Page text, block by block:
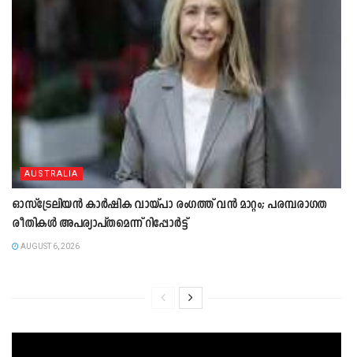
AUSTRALIA
ഓസ്‌ട്രേലിയൻ കാർഷിക വായ്പാ രംഗത്ത് വൻ മാറ്റം; പരമ്പരാഗത
രീതികൾ അപര്യാപ്തമെന്ന് റിപ്പോർട്ട്
AUGUST 6, 2026